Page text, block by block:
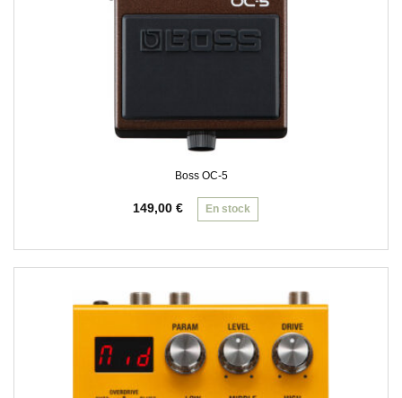
Boss OC-5
149,00 € En stock